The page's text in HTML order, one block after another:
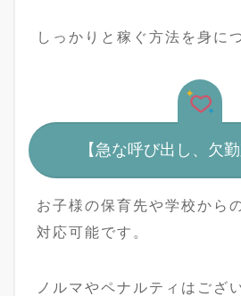
しっかりと稼ぐ方法を身に
【急な呼び出し、欠
お子様の保育先や学校から
対応可能です。
ノルマやペナルティはござ